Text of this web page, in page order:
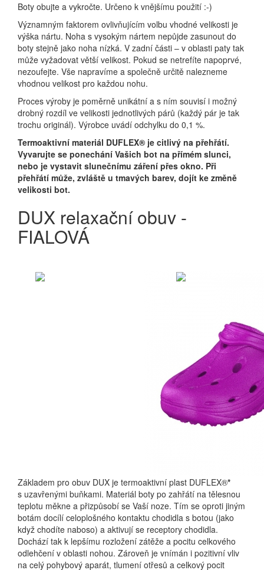
Boty obujte a vykročte. Určeno k vnějšímu použití :-)
Významným faktorem ovlivňujícím volbu vhodné velikosti je
výška nártu. Noha s vysokým nártem nepůjde zasunout do
boty stejně jako noha nízká. V zadní části – v oblasti paty tak
může vyžadovat větší velikost. Pokud se netrefíte napoprvé,
nezoufejte. Vše napravíme a společně určitě nalezneme
vhodnou velikost pro každou nohu.
Proces výroby je poměrně unikátní a s ním souvisí i možný
drobný rozdíl ve velikosti jednotlivých párů (každý pár je tak
trochu originál). Výrobce uvádí odchylku do 0,1 %.
Termoaktivní materiál DUFLEX® je citlivý na přehřátí.
Vyvarujte se ponechání Vašich bot na přímém slunci,
nebo je vystavit slunečnímu záření přes okno. Při
přehřátí může, zvláště u tmavých barev, dojít ke změně
velikosti bot.
DUX relaxační obuv -
FIALOVÁ
Základem pro obuv DUX je termoaktivní plast DUFLEX®*
s uzavřenými buňkami. Materiál boty po zahřátí na tělesnou
teplotu měkne a přizpůsobí se Vaší noze. Tím se oproti jiným
botám docílí celoplošného kontaktu chodidla s botou (jako
když chodíte naboso) a aktivují se receptory chodidla.
Dochází tak k lepšímu rozložení zátěže a pocitu celkového
odlehčení v oblasti nohou. Zároveň je vnímán i pozitivní vliv
na celý pohybový aparát, tlumení otřesů a celkový pocit